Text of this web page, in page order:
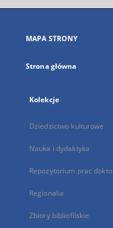
się
karcie
MAPA STRONY
Strona główna
Kolekcje
Dziedzictwo kulturowe
Nauka i dydaktyka
Repozytorium prac
Regionalia
Zbiory bibliofilskie